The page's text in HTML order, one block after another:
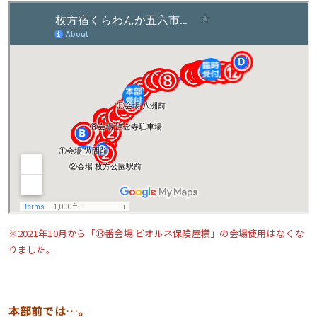
※2021年10月から「⑬番会場 ビオルネ保険屋横」の会場使用はなくな
りました。
本部前では…。